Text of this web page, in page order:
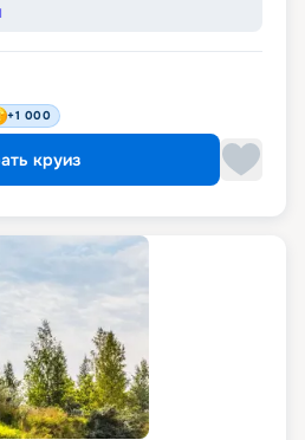
+1 000
круиз